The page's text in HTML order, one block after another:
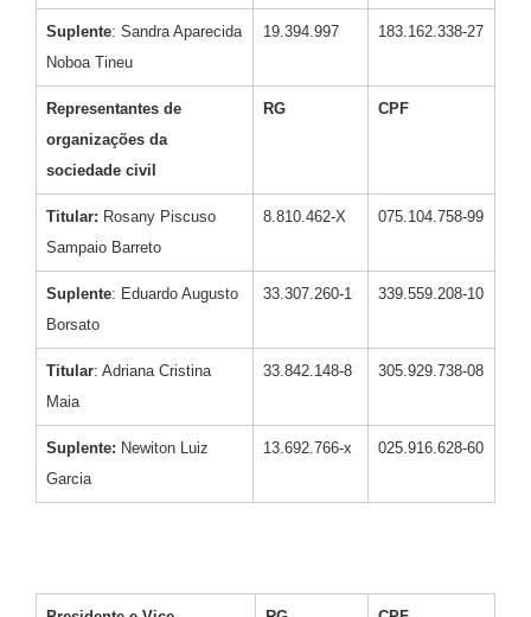
Suplente: Sandra Aparecida
Noboa Tineu
19.394.997 183.162.338-27
Representantes de
organizações da
sociedade civil
RG CPF
Titular: Rosany Piscuso
Sampaio Barreto
8.810.462-X 075.104.758-99
Suplente: Eduardo Augusto
Borsato
33.307.260-1 339.559.208-10
Titular: Adriana Cristina
Maia
33.842.148-8 305.929.738-08
Suplente: Newiton Luiz
Garcia
13.692.766-x 025.916.628-60